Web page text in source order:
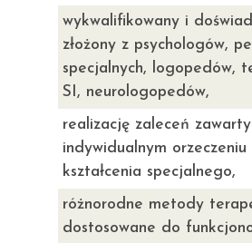
wykwalifikowany i
złożony z psychologów,
specjalnych, logopedów,
SI, neurologopedów,
realizację zaleceń
indywidualnym
kształcenia specjalnego,
różnorodne metody
dostosowane do